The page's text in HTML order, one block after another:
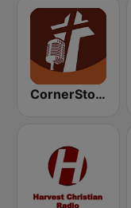
CornerStone Christian Radio